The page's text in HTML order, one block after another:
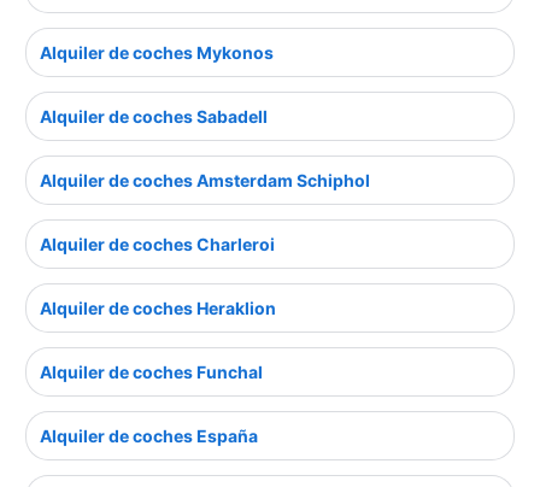
Alquiler de coches Mykonos
Alquiler de coches Sabadell
Alquiler de coches Amsterdam Schiphol
Alquiler de coches Charleroi
Alquiler de coches Heraklion
Alquiler de coches Funchal
Alquiler de coches España